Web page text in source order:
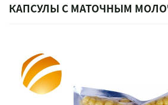
КАПСУЛЫ С МАТОЧНЫМ